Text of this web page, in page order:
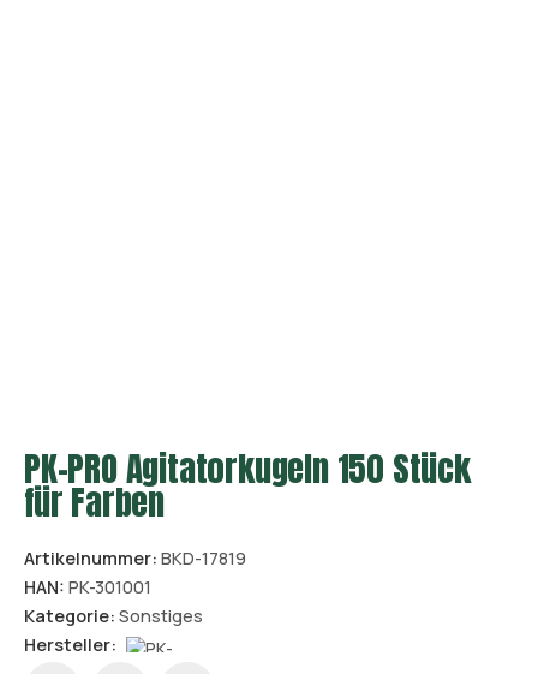
PK-PRO Agitatorkugeln 150 Stück
für Farben
Artikelnummer: BKD-17819
HAN: PK-301001
Kategorie: Sonstiges
Hersteller: